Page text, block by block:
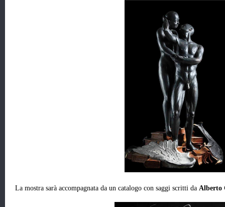
La mostra sarà accompagnata da un catalogo con saggi scritti da Alberto